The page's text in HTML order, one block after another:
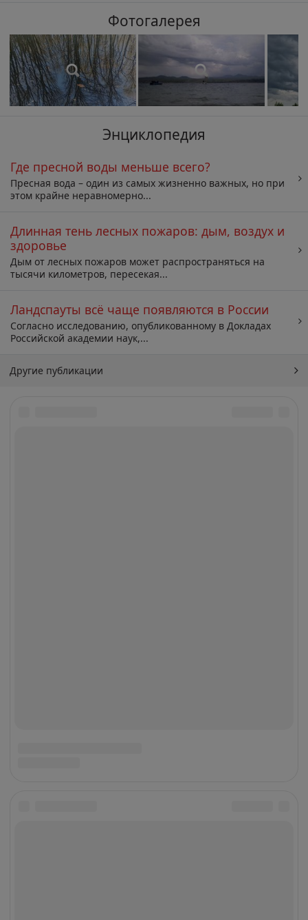
Фотогалерея
Энциклопедия
Где пресной воды меньше всего?
Пресная вода – один из самых жизненно важных, но при
этом крайне неравномерно...
Длинная тень лесных пожаров: дым, воздух и
здоровье
Дым от лесных пожаров может распространяться на
тысячи километров, пересекая...
Ландспауты всё чаще появляются в России
Согласно исследованию, опубликованному в Докладах
Российской академии наук,...
Другие публикации